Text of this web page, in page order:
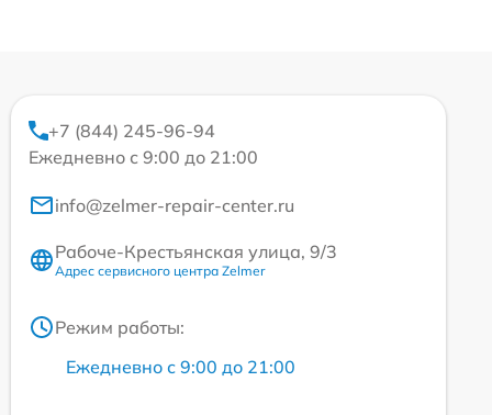
+7 (844) 245-96-94
Ежедневно с 9:00 до 21:00
info@zelmer-repair-center.ru
Рабоче-Крестьянская улица, 9/3
Адрес сервисного центра Zelmer
Режим работы:
Ежедневно с 9:00 до 21:00